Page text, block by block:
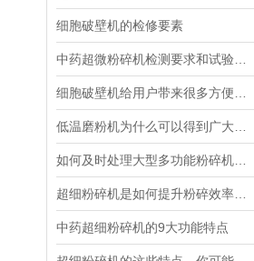
细胞破壁机的检修要素
中药超细粉碎机的9大功能特点